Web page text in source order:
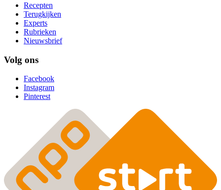
Recepten
Terugkijken
Experts
Rubrieken
Nieuwsbrief
Volg ons
Facebook
Instagram
Pinterest